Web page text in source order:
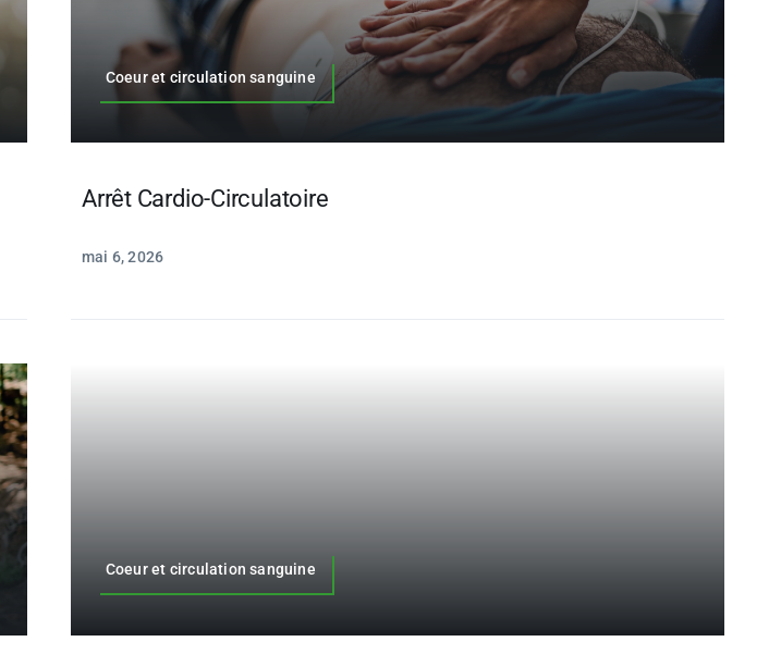
Coeur et circulation sanguine
Arrêt Cardio-Circulatoire
mai 6, 2026
Coeur et circulation sanguine